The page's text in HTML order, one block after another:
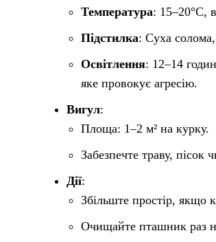
Температура: 15–20°C,
Підстилка: Суха
Освітлення: 12–14
яке провокує агресію.
Вигул:
Площа: 1–2 м² на курку.
Забезпечте траву, пісок
Дії:
Збільште простір, якщо
Очищайте пташник раз